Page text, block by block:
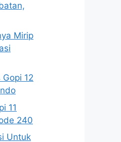
Mirip
12
11
240
Untuk